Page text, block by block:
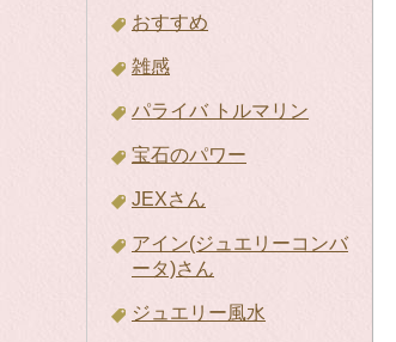
おすすめ
雑感
パライバ トルマリン
宝石のパワー
JEXさん
アイン(ジュエリーコンバ
ータ)さん
ジュエリー風水